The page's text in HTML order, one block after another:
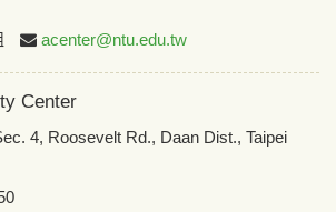
acenter@ntu.edu.tw
Center
4, Roosevelt Rd., Daan Dist., Taipei